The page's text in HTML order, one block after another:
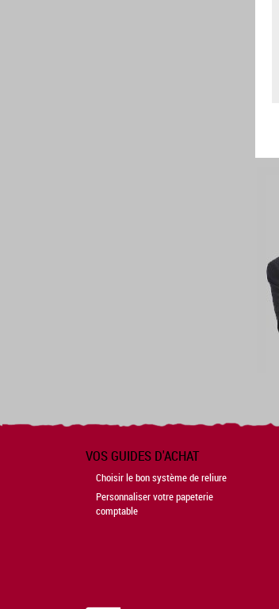
VOS GUIDES D'ACHAT
Choisir le bon système de reliure
Personnaliser votre papeterie
comptable